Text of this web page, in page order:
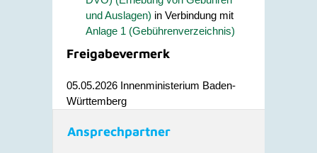
und Auslagen) in Verbindung mit
Anlage 1 (Gebührenverzeichnis)
Freigabevermerk
05.05.2026 Innenministerium Baden-
Württemberg
Ansprechpartner